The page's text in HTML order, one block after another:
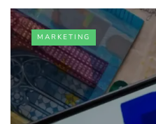
MARKETING